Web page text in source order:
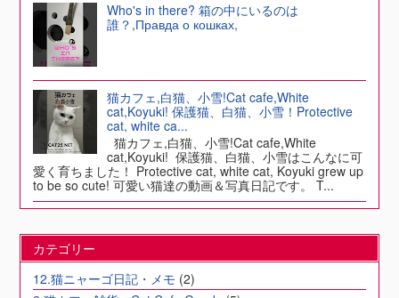
Who's in there? 箱の中にいるのは
誰？,Правда о кошках,
猫カフェ,白猫、小雪!Cat cafe,White
cat,Koyuki! 保護猫、白猫、小雪！Protective
cat, white ca...
猫カフェ,白猫、小雪!Cat cafe,White
cat,Koyuki! 保護猫、白猫、小雪はこんなに可
愛く育ちました！ Protective cat, white cat, Koyuki grew up
to be so cute! 可愛い猫達の動画＆写真日記です。 T...
カテゴリー
12.猫ニャーゴ日記・メモ (2)